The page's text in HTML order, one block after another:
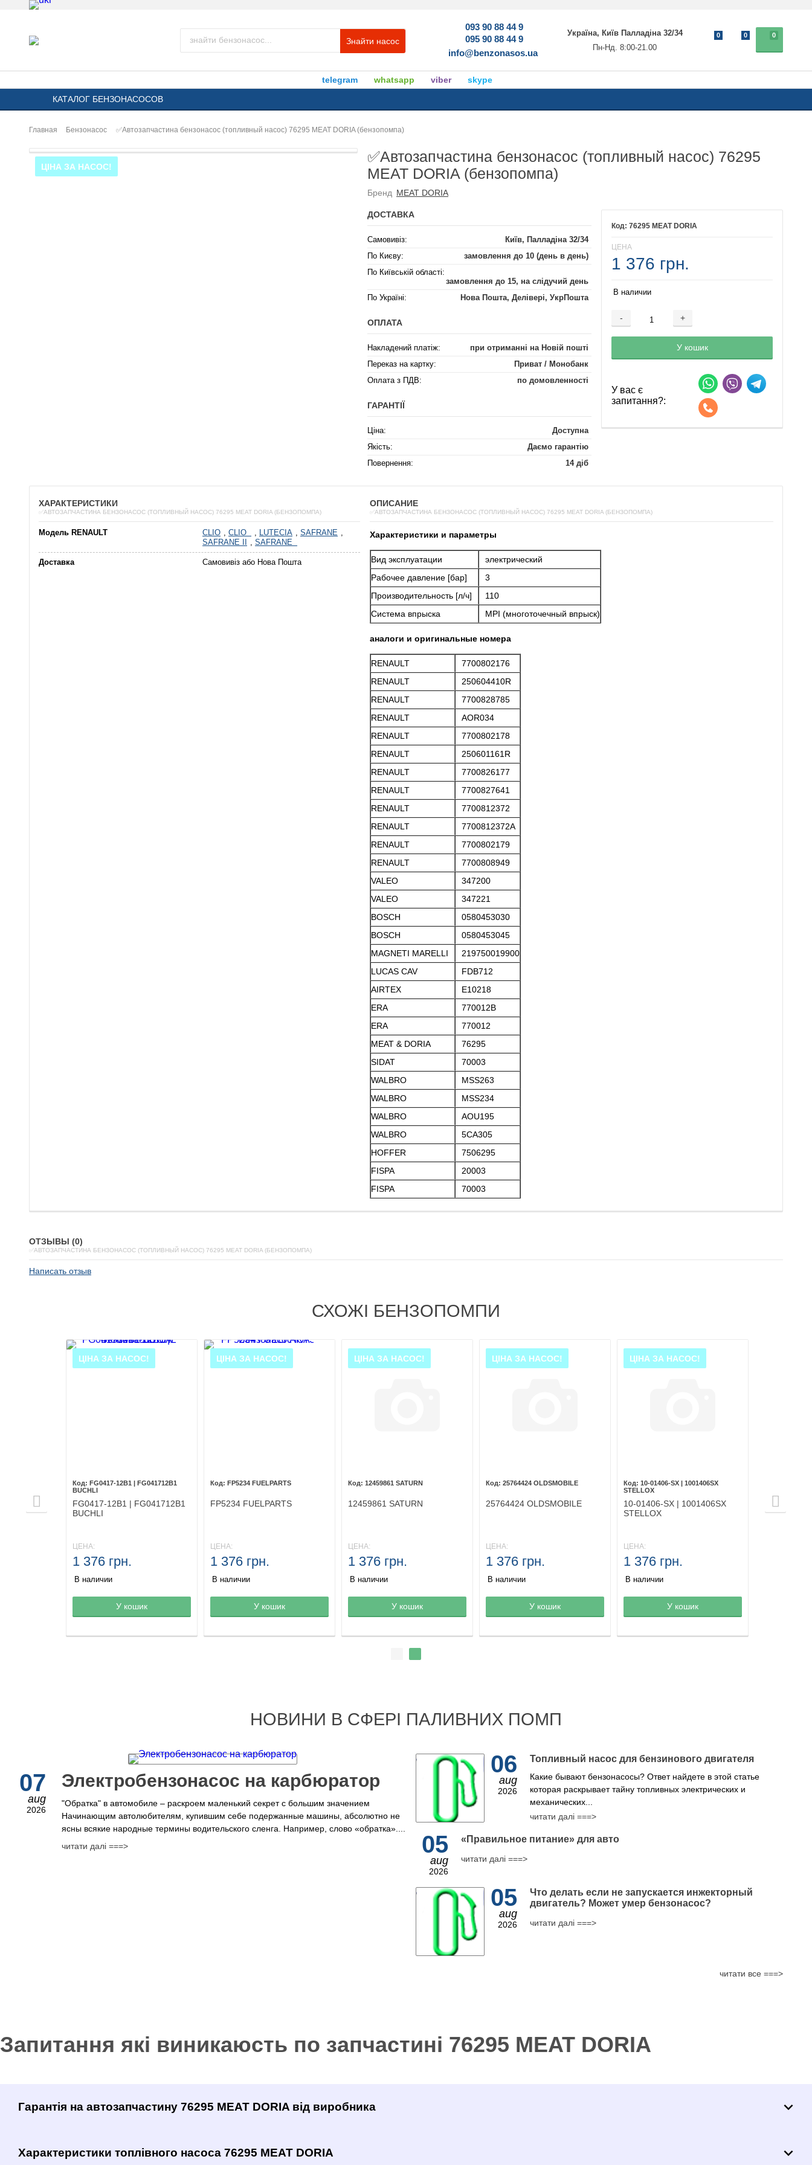
Знайти насос
093 90 88 44 9
095 90 88 44 9
info@benzonasos.ua
Україна, Київ Палладіна 32/34
Пн-Нд. 8:00-21.00
0
0 0
telegram whatsapp viber
skype
КАТАЛОГ БЕНЗОНАСОСОВ
Главная Бензонасос ✅Автозапчастина бензонасос (топливный насос) 76295 MEAT DORIA (бензопомпа)
ЦІНА ЗА НАСОС!
✅Автозапчастина бензонасос (топливный насос) 76295
MEAT DORIA (бензопомпа)
Бренд MEAT DORIA
76295 MEAT DORIA
ЦЕНА
1 376 грн.
В наличии
- +
Добавляется...
У кошик
Добавлен
У вас є
запитання?:
ДОСТАВКА
Самовивіз:
Київ, Палладіна 32/34
По Києву:
замовлення до 10 (день в день)
По Київській області:
замовлення до 15, на слідучий день
По Україні:
Нова Пошта, Делівері, УкрПошта
ОПЛАТА
Накладений платіж:
при отриманні на Новій пошті
Переказ на картку:
Приват / Монобанк
Оплата з ПДВ:
по домовленності
ГАРАНТІЇ
Ціна:
Доступна
Якість:
Даємо гарантію
Повернення:
14 діб
ХАРАКТЕРИСТИКИ
✅АВТОЗАПЧАСТИНА БЕНЗОНАСОС (ТОПЛИВНЫЙ НАСОС) 76295 MEAT DORIA (БЕНЗОПОМПА)
Модель RENAULT CLIO , CLIO , LUTECIA , SAFRANE ,
SAFRANE II
, SAFRANE
Доставка Самовивіз або Нова Пошта
ОПИСАНИЕ
✅АВТОЗАПЧАСТИНА БЕНЗОНАСОС (ТОПЛИВНЫЙ НАСОС) 76295 MEAT DORIA (БЕНЗОПОМПА)
Характеристики и параметры
Вид эксплуатации
электрический
Рабочее давление [бар]
3
Производительность [л/ч]
110
Система впрыска
MPI (многоточечный впрыск)
аналоги и оригинальные номера
RENAULT
7700802176
RENAULT
250604410R
RENAULT
7700828785
RENAULT
AOR034
RENAULT
7700802178
RENAULT
250601161R
RENAULT
7700826177
RENAULT
7700827641
RENAULT
7700812372
RENAULT
7700812372A
RENAULT
7700802179
RENAULT
7700808949
VALEO
347200
VALEO
347221
BOSCH
0580453030
BOSCH
0580453045
MAGNETI MARELLI
219750019900
LUCAS CAV
FDB712
AIRTEX
E10218
ERA
770012B
ERA
770012
MEAT & DORIA
76295
SIDAT
70003
WALBRO
MSS263
WALBRO
MSS234
WALBRO
AOU195
WALBRO
5CA305
HOFFER
7506295
FISPA
20003
FISPA
70003
ОТЗЫВЫ (0)
✅АВТОЗАПЧАСТИНА БЕНЗОНАСОС (ТОПЛИВНЫЙ НАСОС) 76295 MEAT DORIA (БЕНЗОПОМПА)
Написать отзыв
СХОЖІ БЕНЗОПОМПИ
Товар в корзине
ЦІНА ЗА НАСОС!
FG0417-12B1 | FG041712B1
BUCHLI
FG0417-12B1 | FG041712B1
BUCHLI
ЦЕНА:
1 376 грн.
В наличии
У кошик Товар в корзине
ЦІНА ЗА НАСОС!
FP5234 FUELPARTS
FP5234 FUELPARTS
ЦЕНА:
1 376 грн.
В наличии
У кошик Товар в корзине
ЦІНА ЗА НАСОС!
12459861 SATURN
12459861 SATURN
ЦЕНА:
1 376 грн.
В наличии
У кошик Товар в корзине
ЦІНА ЗА НАСОС!
25764424 OLDSMOBILE
25764424 OLDSMOBILE
ЦЕНА:
1 376 грн.
В наличии
У кошик Товар в корзине
ЦІНА ЗА НАСОС!
10-01406-SX | 1001406SX
STELLOX
10-01406-SX | 1001406SX
STELLOX
ЦЕНА:
1 376 грн.
В наличии
У кошик
НОВИНИ В СФЕРІ ПАЛИВНИХ ПОМП
07
aug
2026
Электробензонасос на карбюратор
"Обратка" в автомобиле – раскроем маленький секрет с большим значением
Начинающим автолюбителям, купившим себе подержанные машины, абсолютно не
ясны всякие народные термины водительского сленга. Например, слово «обратка»....
читати далі ===>
06
aug
2026
Топливный насос для бензинового двигателя
Какие бывают бензонасосы? Ответ найдете в этой статье
которая раскрывает тайну топливных электрических и
механических...
читати далі ===>
05
aug
2026
​«Правильное питание» для авто
читати далі ===>
05
aug
2026
Что делать если не запускается инжекторный
двигатель? Может умер бензонасос?
читати далі ===>
читати все ===>
Запитання які виникаюсть по запчастині 76295 MEAT DORIA
Гарантія на автозапчастину 76295 MEAT DORIA від виробника
Характеристики топлівного насоса 76295 MEAT DORIA